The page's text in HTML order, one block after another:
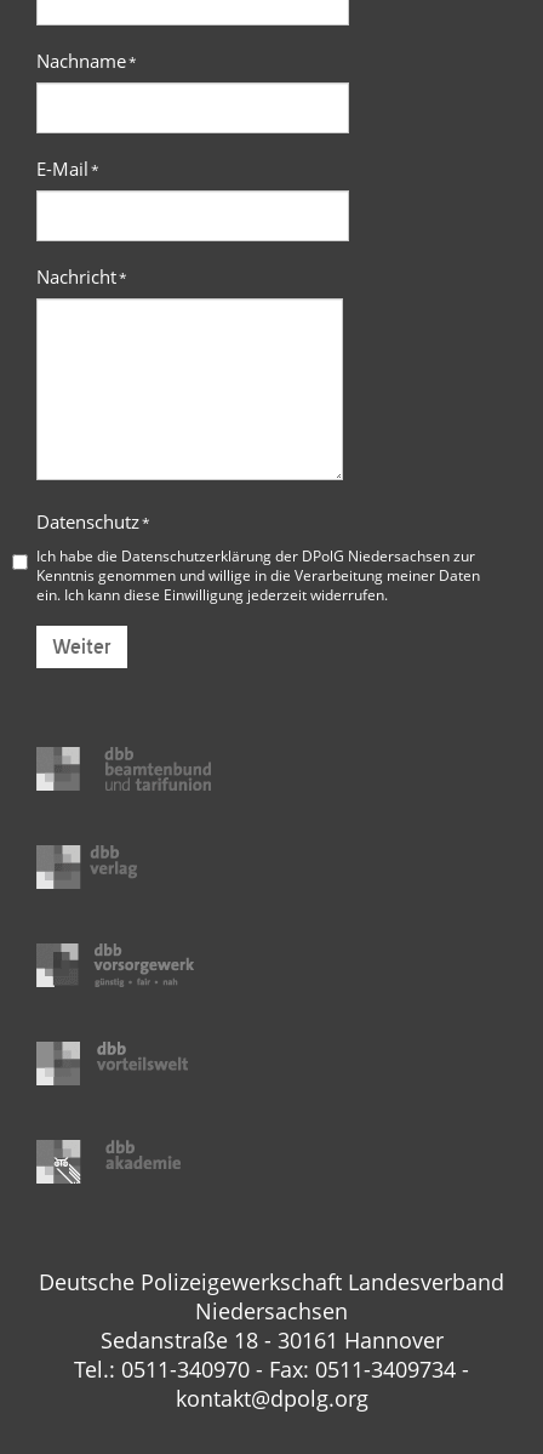
Nachname*
E-Mail*
Nachricht*
Datenschutz*
Ich habe die Datenschutzerklärung der DPolG Niedersachsenzur
Kenntnis genommen und willige in die Verarbeitung meiner Daten
ein. Ich kann diese Einwilligung jederzeit widerrufen.
Weiter
Deutsche Polizeigewerkschaft Landesverband
Niedersachsen
Sedanstraße 18 - 30161 Hannover
Tel.: 0511-340970 - Fax: 0511-3409734 -
kontakt@dpolg.org